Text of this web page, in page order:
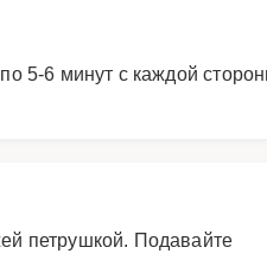
5-6 минут с каждой
петрушкой. Подавайте